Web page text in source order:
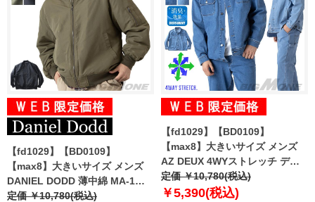
【fd1029】【BD0109】
【max8】大きいサイズ メンズ
DANIEL DODD 薄中綿 MA-1タ
イプ ブルゾン 846-b-250501
定価 ￥10,780(税込)
【fd1029】【BD0109】
【max8】大きいサイズ メンズ
AZ DEUX 4WYストレッチ デニ
ム ブルゾン Gジャン azb-
250401 【t2502】
定価 ￥10,780(税込)
￥5,390(税込)